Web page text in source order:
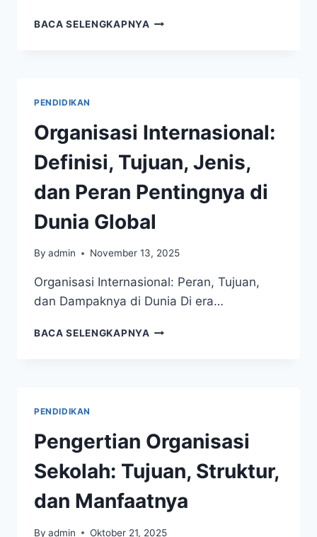
BACA SELENGKAPNYA ORGANISASI
PENTINGNYA
DALAM
MASYARAKAT
PENDIDIKAN
Organisasi Internasional:
Definisi, Tujuan, Jenis,
dan Peran Pentingnya di
Dunia Global
By admin November 13, 2025
Organisasi Internasional: Peran, Tujuan,
dan Dampaknya di Dunia Di era…
BACA SELENGKAPNYA ORGANISASI
PENTINGNYA
DI
DUNIA
GLOBAL
PENDIDIKAN
Pengertian Organisasi
Sekolah: Tujuan, Struktur,
dan Manfaatnya
By admin Oktober 21, 2025